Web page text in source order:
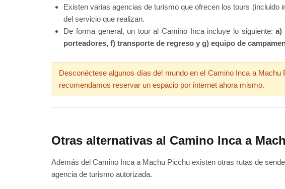
Existen varias agencias de turismo que ofrecen los tours
del servicio que realizan.
De forma general, un tour al Camino Inca incluye lo siguiente:a)
porteadores, f) transporte de regreso y g) equipo de
Desconéctese algunos días del mundo en el Camino Inca a
recomendamos reservar un espacio por internet ahora mismo.
Otras alternativas al Camino Inca a
Además del Camino Inca a Machu Picchu existen otras rutas de
agencia de turismo autorizada.